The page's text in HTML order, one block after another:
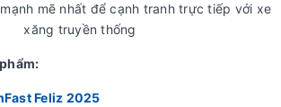
mẽ nhất để cạnh tranh trực tiếp với xe
xăng truyền thống
Feliz 2025